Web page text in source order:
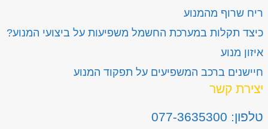
ריח שרוף מהמנוע
כיצד תקלות במערכת החשמל משפיעות על ביצועי המנוע?
איזון מנוע
חיישנים ברכב המשפיעים על תפקוד המנוע
יצירת קשר
טלפון: 077-3635300